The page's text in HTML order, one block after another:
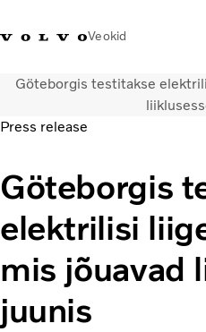
Veokid
+372 671
Volvo Action
Service
Veokid
Teenused
KONTAKTID & ESINDUSED
Uudised
Meist
Kampaaniad
Göteborgis testitakse
Press release
Göteborgis
elektrilisi
mis jõuavad
juunis